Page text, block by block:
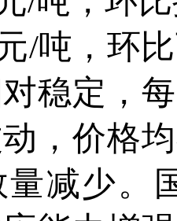
/吨，环
稳定，
，价格
减少。